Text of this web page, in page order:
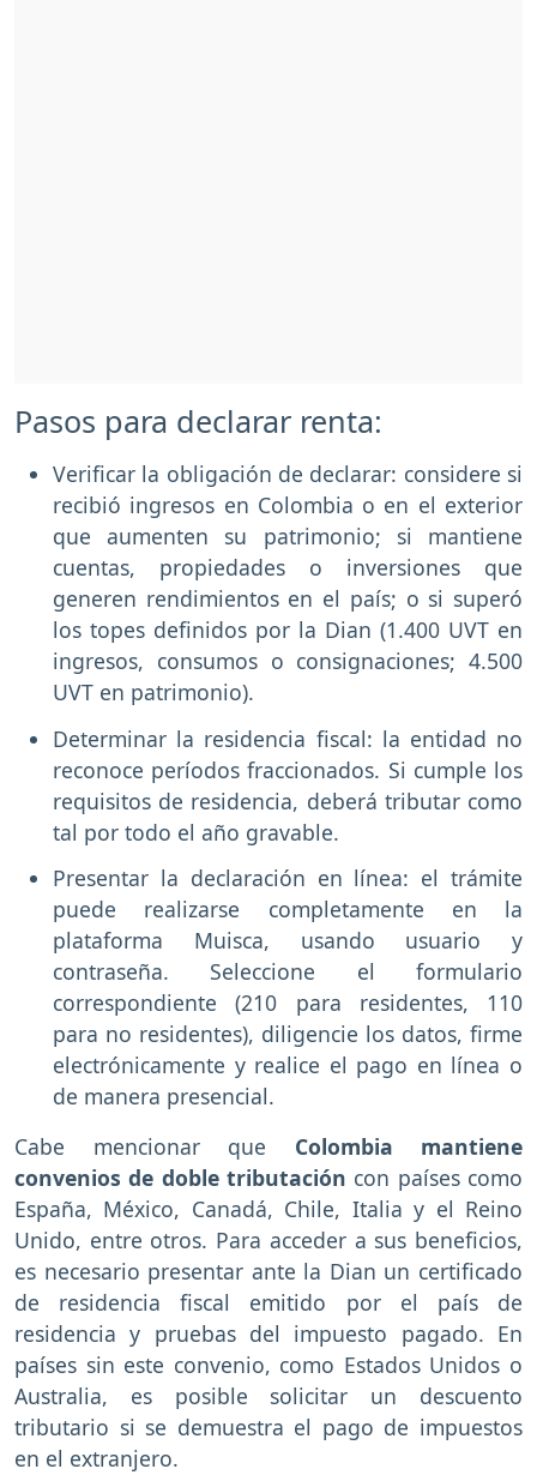
Pasos para declarar renta:
Verificar la obligación de declarar: considere si
recibió ingresos en Colombia o en el exterior
que aumenten su patrimonio; si mantiene
cuentas, propiedades o inversiones que
generen rendimientos en el país; o si superó
los topes definidos por la Dian (1.400 UVT en
ingresos, consumos o consignaciones; 4.500
UVT en patrimonio).
Determinar la residencia fiscal: la entidad no
reconoce períodos fraccionados. Si cumple los
requisitos de residencia, deberá tributar como
tal por todo el año gravable.
Presentar la declaración en línea: el trámite
puede realizarse completamente en la
plataforma Muisca, usando usuario y
contraseña. Seleccione el formulario
correspondiente (210 para residentes, 110
para no residentes), diligencie los datos, firme
electrónicamente y realice el pago en línea o
de manera presencial.
Cabe mencionar que Colombia mantiene
convenios de doble tributación con países como
España, México, Canadá, Chile, Italia y el Reino
Unido, entre otros. Para acceder a sus beneficios,
es necesario presentar ante la Dian un certificado
de residencia fiscal emitido por el país de
residencia y pruebas del impuesto pagado. En
países sin este convenio, como Estados Unidos o
Australia, es posible solicitar un descuento
tributario si se demuestra el pago de impuestos
en el extranjero.